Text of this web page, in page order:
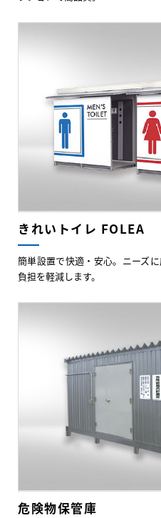
きれいトイレ FOLEA
簡単設置で快適・安心。ニーズ
負担を軽減します。
危険物保管庫